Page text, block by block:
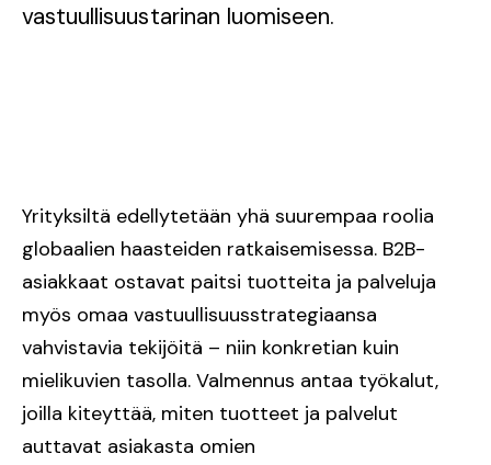
vastuullisuustarinan luomiseen.
Yrityksiltä edellytetään yhä suurempaa roolia
globaalien haasteiden ratkaisemisessa. B2B-
asiakkaat ostavat paitsi tuotteita ja palveluja
myös omaa vastuullisuusstrategiaansa
vahvistavia tekijöitä – niin konkretian kuin
mielikuvien tasolla. Valmennus antaa työkalut,
joilla kiteyttää, miten tuotteet ja palvelut
auttavat asiakasta omien